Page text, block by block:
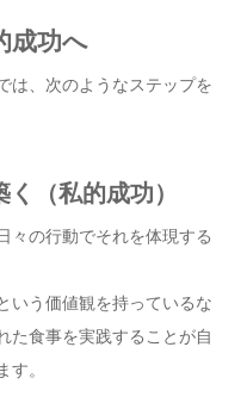
成功へ
は、次のようなステップを
（私的成功）
々の行動でそれを体現する
いう価値観を持っているな
た食事を実践することが自
す。